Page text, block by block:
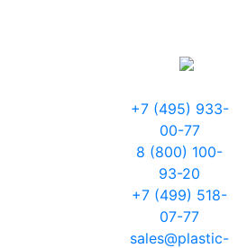
+7 (495) 933-
00-77
8 (800) 100-
93-20
+7 (499) 518-
07-77
sales@plastic-